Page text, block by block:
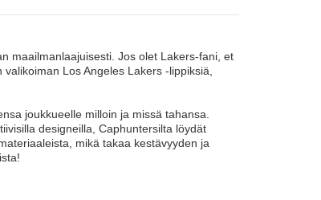
maailmanlaajuisesti. Jos olet Lakers-fani, et
Los Angeles Lakers -lippiksiä,
joukkueelle milloin ja missä tahansa.
designeilla, Caphuntersilta löydät
mikä takaa kestävyyden ja